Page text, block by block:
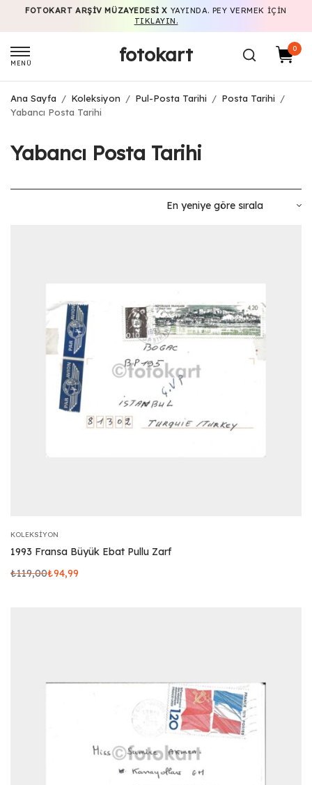
FOTOKART ARŞIV MÜZAYEDESI X YAYINDA. PEY VERMEK IÇIN
TIKLAYIN.
MENÜ fotokart 0
Ana Sayfa / Koleksiyon / Pul-Posta Tarihi / Posta Tarihi
/
Yabancı Posta Tarihi
Yabancı Posta Tarihi
KOLEKSIYON
1993 Fransa Büyük Ebat Pullu Zarf
₺119,00₺94,99